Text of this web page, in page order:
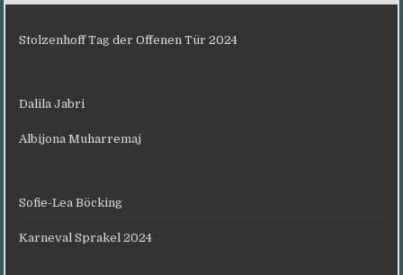
Stolzenhoff Tag der Offenen Tür 2024
Dalila Jabri
Albijona Muharremaj
Sofie-Lea Böcking
Karneval Sprakel 2024